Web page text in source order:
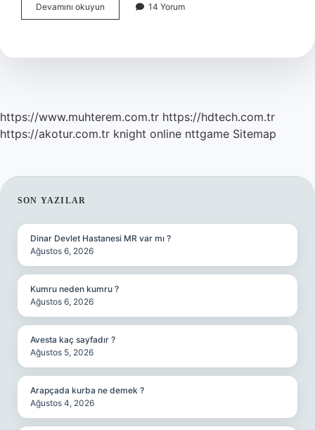
Devamını okuyun Çingenelerin
Ana
14 Yorum
https://www.muhterem.com.tr https://hdtech.com.tr
https://akotur.com.tr knight online nttgame Sitemap
SIDEBAR
SON YAZILAR
Dinar Devlet Hastanesi MR var mı ?
Ağustos 6, 2026
Kumru neden kumru ?
Ağustos 6, 2026
Avesta kaç sayfadır ?
Ağustos 5, 2026
Arapçada kurba ne demek ?
Ağustos 4, 2026